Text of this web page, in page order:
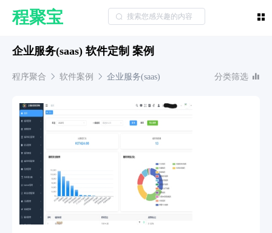
程聚宝
企业服务(saas) 软件定制 案例
程序聚合 软件案例 企业服务(saas) 分类筛选